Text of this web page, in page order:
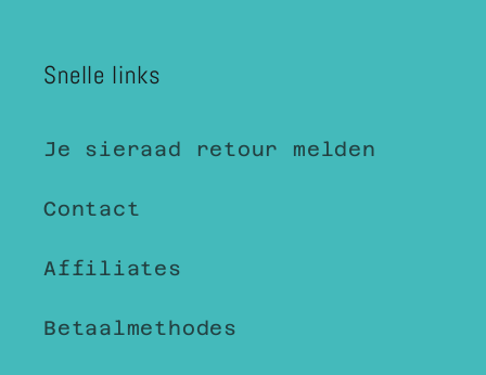
Snelle links
Je sieraad retour melden
Contact
Affiliates
Betaalmethodes